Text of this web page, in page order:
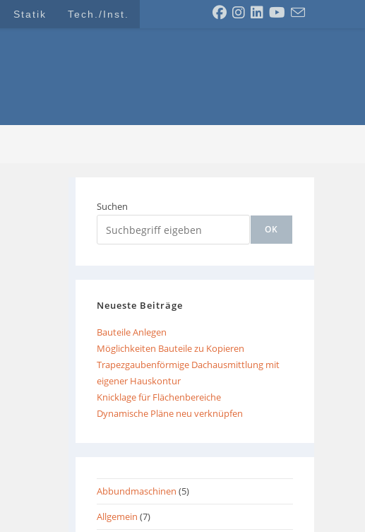
Statik Tech./Inst.
Suchen
OK
Neueste Beiträge
Bauteile Anlegen
Möglichkeiten Bauteile zu Kopieren
Trapezgaubenförmige Dachausmittlung mit
eigener Hauskontur
Knicklage für Flächenbereiche
Dynamische Pläne neu verknüpfen
Abbundmaschinen (5)
Allgemein (7)